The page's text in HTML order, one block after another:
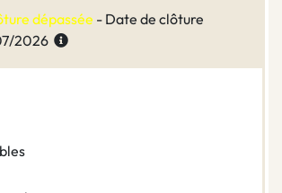
dépassée - Date de clôture
2026